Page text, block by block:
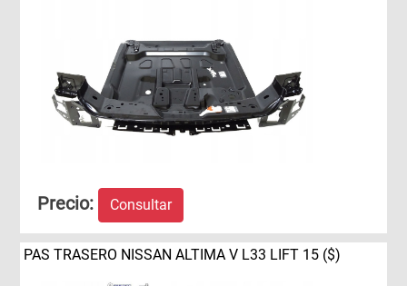
Precio: Consultar
PAS TRASERO NISSAN ALTIMA V L33 LIFT 15 ($)